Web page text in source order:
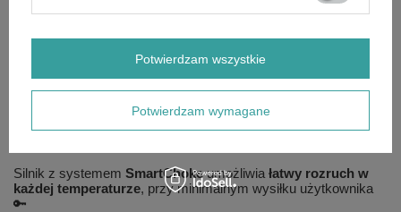
🤝 Komfort i solidna konstrukcja
Pojedynczy, ergonomiczny uchwytz regulacją wysokości
Miękki uchwytzwiększający komfort pracy
Silnik z systemem SmartChokeumożliwia łatwy rozruch w
każdej temperaturze, przy minimalnym wysiłku użytkownika
🔑
Potwierdzam wymagane
Potwierdzam wszystkie